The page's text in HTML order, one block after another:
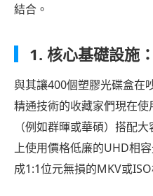
結合。
1. 核心基礎設施
與其讓400個塑膠光碟盒在
精通技術的收藏家們現在
（例如群暉或華碩）搭配
上使用價格低廉的UHD相
成1:1位元無損的MKV或ISO